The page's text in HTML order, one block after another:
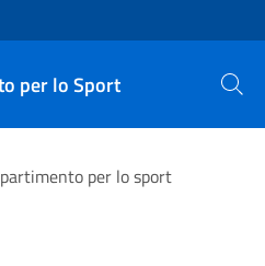
per lo Sport Cerca
per lo sport